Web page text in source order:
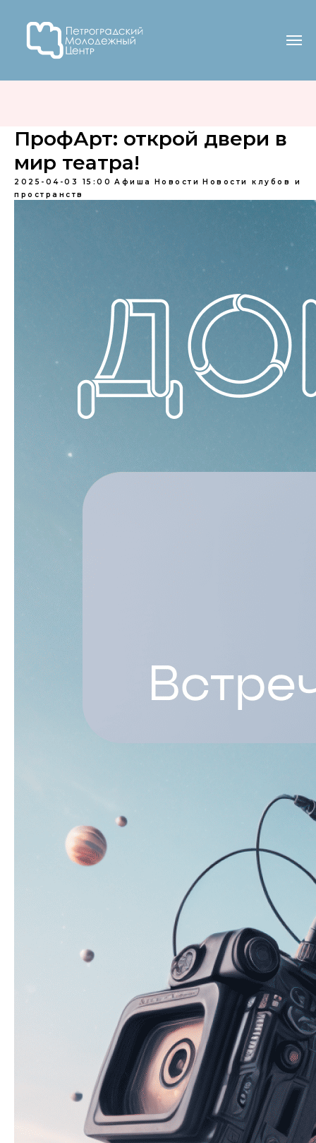
ПрофАрт: открой двери в
мир театра!
2025-04-03 15:00 Афиша Новости Новости клубов и
пространств